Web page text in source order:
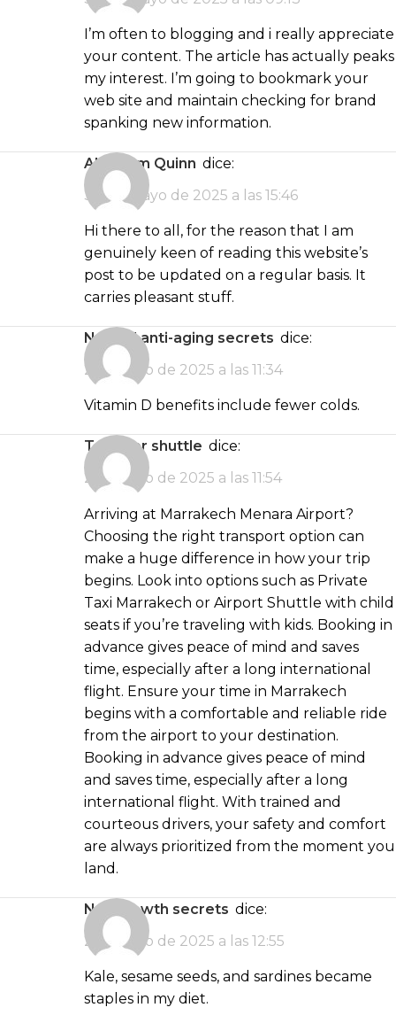
I’m often to blogging and i really appreciate
your content. The article has actually peaks
my interest. I’m going to bookmark your
web site and maintain checking for brand
spanking new information.
Abraham Quinn dice:
30 de mayo de 2025 a las 15:46
Hi there to all, for the reason that I am
genuinely keen of reading this website’s
post to be updated on a regular basis. It
carries pleasant stuff.
natural anti-aging secrets dice:
2 de junio de 2025 a las 11:34
Vitamin D benefits include fewer colds.
transfer shuttle dice:
2 de junio de 2025 a las 11:54
Arriving at Marrakech Menara Airport?
Choosing the right transport option can
make a huge difference in how your trip
begins. Look into options such as Private
Taxi Marrakech or Airport Shuttle with child
seats if you’re traveling with kids. Booking in
advance gives peace of mind and saves
time, especially after a long international
flight. Ensure your time in Marrakech
begins with a comfortable and reliable ride
from the airport to your destination.
Booking in advance gives peace of mind
and saves time, especially after a long
international flight. With trained and
courteous drivers, your safety and comfort
are always prioritized from the moment you
land.
nail growth secrets dice:
2 de junio de 2025 a las 12:55
Kale, sesame seeds, and sardines became
staples in my diet.